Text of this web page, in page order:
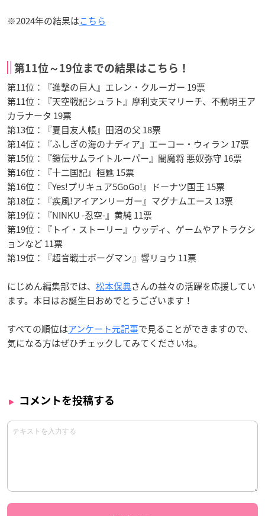
※2024年の結果はこちら
第11位～19位までの結果はこちら！
第11位：『進撃の巨人』エレン・クルーガー 19票
第11位：『天空戦記シュラト』摩利支天マリーチ、不動明王ア
カラナータ 19票
第13位：『夏目友人帳』田沼の父 18票
第14位：『ふしぎの海のナディア』エーコー・ウィラン 17票
第15位：『鎧伝サムライトルーパー』闇魔将 悪奴弥守 16票
第16位：『十二国記』桓魋 15票
第16位：『Yes!プリキュア5GoGo!』ドーナツ国王 15票
第18位：『疾風!アイアンリーガー』マグナムエース 13票
第19位：『NINKU -忍空-』黄純 11票
第19位：『トイ・ストーリー』ウッディ、ゲームやアトラクシ
ョンなど 11票
第19位：『超音戦士ボーグマン』響リョウ 11票
にじめん編集部では、 松本保典さんの益々の活躍を応援してい
ます。本日はお誕生日おめでとうございます！
すべての順位はアンケート元記事で見ることができますので、
気になる方はぜひチェックしてみてくださいね。
コメントを投稿する